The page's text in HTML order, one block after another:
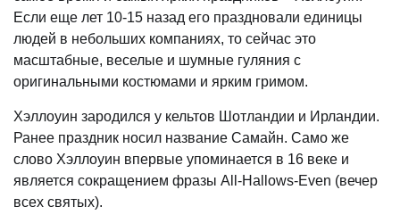
Если еще лет 10-15 назад его праздновали единицы
людей в небольших компаниях, то сейчас это
масштабные, веселые и шумные гуляния с
оригинальными костюмами и ярким гримом.
Хэллоуин зародился у кельтов Шотландии и Ирландии.
Ранее праздник носил название Самайн. Само же
слово Хэллоуин впервые упоминается в 16 веке и
является сокращением фразы All-Hallows-Even (вечер
всех святых).